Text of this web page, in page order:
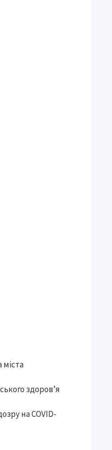
міста
здоров’я
на COVID-